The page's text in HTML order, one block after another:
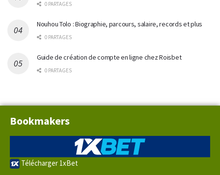
0 PARTAGES
Nouhou Tolo : Biographie, parcours, salaire, records et plus
0 PARTAGES
Guide de création de compte en ligne chez Roisbet
0 PARTAGES
Bookmakers
Télécharger 1xBet